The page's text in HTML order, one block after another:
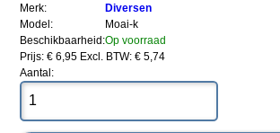
standbeeld
Moai
Moai
Merk:
Diversen
Model:
Moai-k
Beschikbaarheid:Op voorraad
Prijs: € 6,95 Excl. BTW: € 5,74
Aantal: